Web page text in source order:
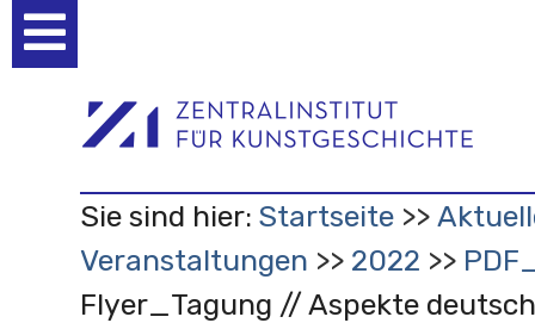
Werkzeuge
Sie sind hier: Startseite
Veranstaltungen
2022
Flyer_Tagung // Aspekte